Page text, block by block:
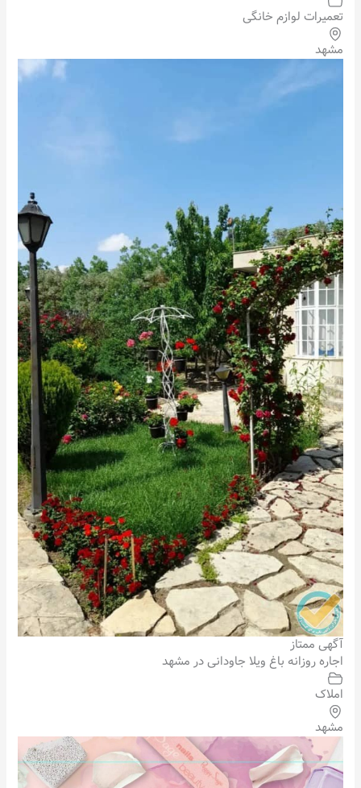
تعمیرات لوازم خانگی
مشهد
آگهی ممتاز
اجاره روزانه باغ ویلا جاودانی در مشهد
املاک
مشهد